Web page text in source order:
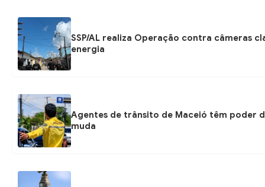
SSP/AL realiza Operação contra câmeras
energia
Agentes de trânsito de Maceió têm poder
muda